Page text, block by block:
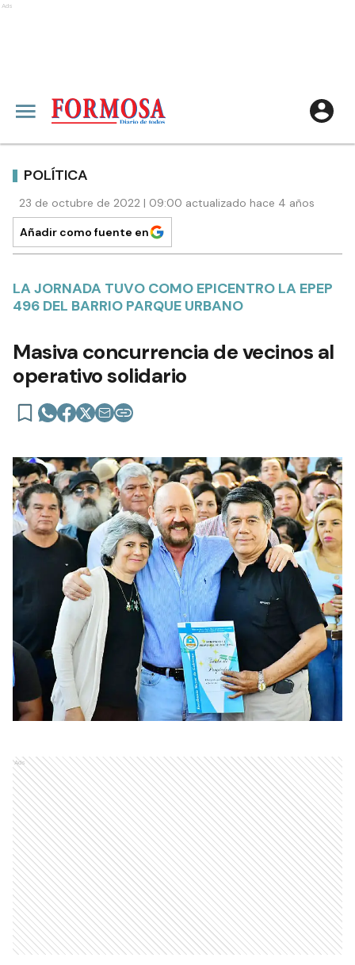
Ads
POLÍTICA
23 de octubre de 2022 | 09:00 actualizado hace 4 años
Añadir como fuente en
LA JORNADA TUVO COMO EPICENTRO LA EPEP
496 DEL BARRIO PARQUE URBANO
Masiva concurrencia de vecinos al
operativo solidario
Ads